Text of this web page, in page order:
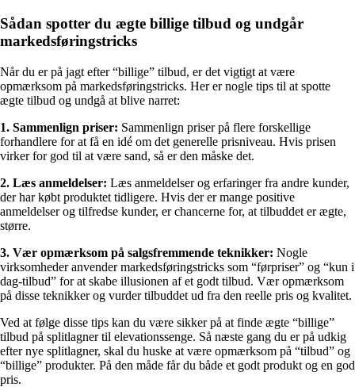
Sådan spotter du ægte billige tilbud og undgår
markedsføringstricks
Når du er på jagt efter “billige” tilbud, er det vigtigt at være
opmærksom på markedsføringstricks. Her er nogle tips til at spotte
ægte tilbud og undgå at blive narret:
1. Sammenlign priser: Sammenlign priser på flere forskellige
forhandlere for at få en idé om det generelle prisniveau. Hvis prisen
virker for god til at være sand, så er den måske det.
2. Læs anmeldelser: Læs anmeldelser og erfaringer fra andre kunder,
der har købt produktet tidligere. Hvis der er mange positive
anmeldelser og tilfredse kunder, er chancerne for, at tilbuddet er ægte,
større.
3. Vær opmærksom på salgsfremmende teknikker: Nogle
virksomheder anvender markedsføringstricks som “førpriser” og “kun i
dag-tilbud” for at skabe illusionen af et godt tilbud. Vær opmærksom
på disse teknikker og vurder tilbuddet ud fra den reelle pris og kvalitet.
Ved at følge disse tips kan du være sikker på at finde ægte “billige”
tilbud på splitlagner til elevationssenge. Så næste gang du er på udkig
efter nye splitlagner, skal du huske at være opmærksom på “tilbud” og
“billige” produkter. På den måde får du både et godt produkt og en god
pris.